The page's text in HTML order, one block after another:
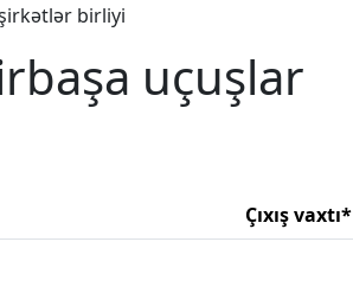
birliyi
uçuşlar
Çıxış vaxtı*